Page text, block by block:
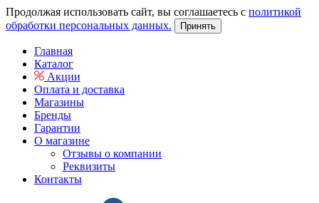
Продолжая использовать сайт, вы соглашаетесь с политикой
обработки персональных данных.
Принять
Главная
Каталог
Акции
Оплата и доставка
Магазины
Бренды
Гарантии
О магазине
Отзывы о компании
Реквизиты
Контакты